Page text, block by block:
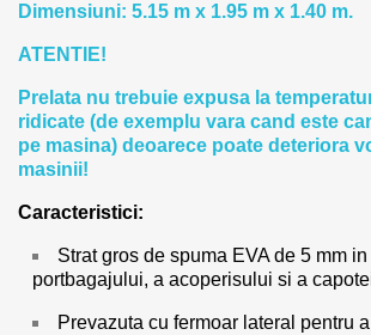
Dimensiuni: 5.15 m x 1.95 m x 1.40 m.
ATENTIE!
Prelata nu trebuie expusa la
ridicate (de exemplu vara cand este
pe masina) deoarece poate deteriora
masinii!
Caracteristici:
Strat gros de spuma EVA de 5 mm
portbagajului, a acoperisului si a
Prevazuta cu fermoar lateral pentru